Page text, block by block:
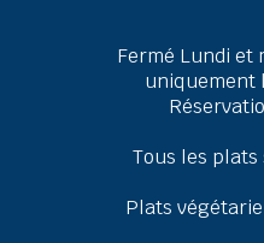
Fermé Lundi et
uniquement
Tous les
Plats